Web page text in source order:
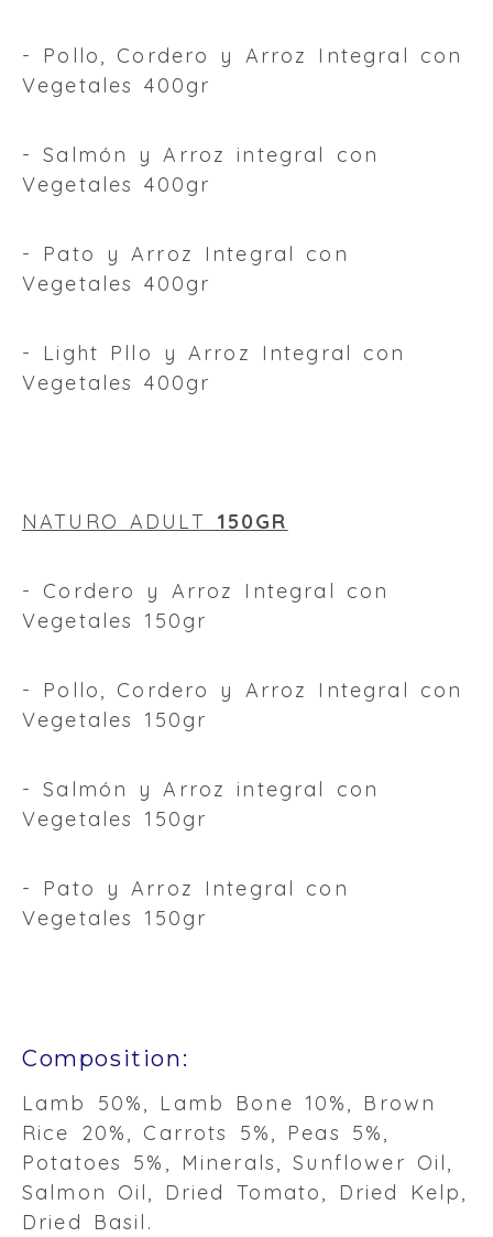
- Pollo, Cordero y Arroz Integral con
Vegetales 400gr
- Salmón y Arroz integral con
Vegetales 400gr
- Pato y Arroz Integral con
Vegetales 400gr
- Light Pllo y Arroz Integral con
Vegetales 400gr
NATURO ADULT 150GR
- Cordero y Arroz Integral con
Vegetales 150gr
- Pollo, Cordero y Arroz Integral con
Vegetales 150gr
- Salmón y Arroz integral con
Vegetales 150gr
- Pato y Arroz Integral con
Vegetales 150gr
Composition:
Lamb 50%, Lamb Bone 10%, Brown
Rice 20%, Carrots 5%, Peas 5%,
Potatoes 5%, Minerals, Sunflower Oil,
Salmon Oil, Dried Tomato, Dried Kelp,
Dried Basil.